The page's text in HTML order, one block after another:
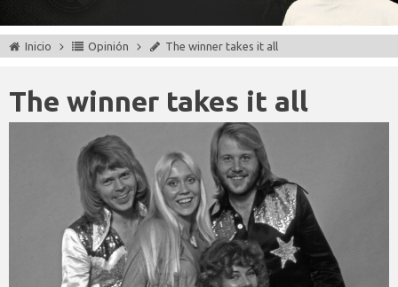
Inicio Opinión The winner takes it all
The winner takes it all